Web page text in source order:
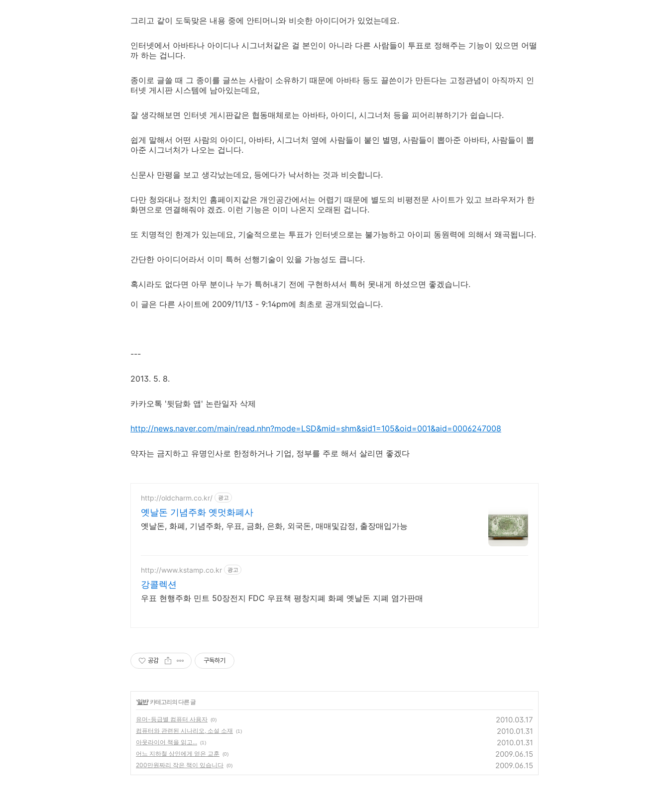
그리고 같이 도둑맞은 내용 중에 안티머니와 비슷한 아이디어가 있었는데요.
인터넷에서 아바타나 아이디나 시그너처같은 걸 본인이 아니라 다른 사람들이 투표로 정해주는 기능이 있으면 어떨
까 하는 겁니다.
종이로 글쓸 때 그 종이를 글쓰는 사람이 소유하기 때문에 아바타 등도 끌쓴이가 만든다는 고정관념이 아직까지 인
터넷 게시판 시스템에 남아있는데요,
잘 생각해보면 인터넷 게시판같은 협동매체로는 아바타, 아이디, 시그너처 등을 피어리뷰하기가 쉽습니다.
쉽게 말해서 어떤 사람의 아이디, 아바타, 시그너처 옆에 사람들이 붙인 별명, 사람들이 뽑아준 아바타, 사람들이 뽑
아준 시그너처가 나오는 겁니다.
신문사 만평을 보고 생각났는데요, 등에다가 낙서하는 것과 비슷합니다.
다만 청와대나 정치인 홈페이지같은 개인공간에서는 어렵기 때문에 별도의 비평전문 사이트가 있고 브라우저가 한
화면으로 연결해줘야 겠죠. 이런 기능은 이미 나온지 오래된 겁니다.
또 치명적인 한계가 있는데요, 기술적으로는 투표가 인터넷으로는 불가능하고 아이피 동원력에 의해서 왜곡됩니다.
간단한 아이디어라서 이미 특허 선행기술이 있을 가능성도 큽니다.
혹시라도 없다면 아무 분이나 누가 특허내기 전에 구현하셔서 특허 못내게 하셨으면 좋겠습니다.
이 글은 다른 사이트에 2009/11/13 - 9:14pm에 최초로 공개되었습니다.
---
2013. 5. 8.
카카오톡 '뒷담화 앱' 논란일자 삭제
http://news.naver.com/main/read.nhn?mode=LSD&mid=shm&sid1=105&oid=001&aid=0006247008
약자는 금지하고 유명인사로 한정하거나 기업, 정부를 주로 해서 살리면 좋겠다
http://oldcharm.co.kr/ 광고
옛날돈 기념주화 옛멋화폐사
옛날돈, 화폐, 기념주화, 우표, 금화, 은화, 외국돈, 매매및감정, 출장매입가능
http://www.kstamp.co.kr 광고
강콜렉션
우표 현행주화 민트 50장전지 FDC 우표책 평창지폐 화폐 옛날돈 지폐 염가판매
공감 구독하기
'일반' 카테고리의 다른 글
유머-등급별 컴퓨터 사용자 (0) 2010.03.17
컴퓨터와 관련된 시나리오, 소설 소재 (1) 2010.01.31
아웃라이어 책을 읽고... (1) 2010.01.31
어느 지하철 상인에게 얻은 교훈 (0) 2009.06.15
200만원짜리 작은 책이 있습니다 (0) 2009.06.15